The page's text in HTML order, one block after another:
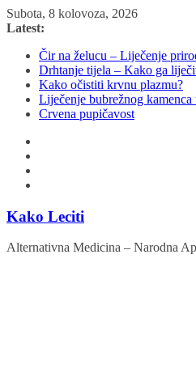
Skip
to
Subota, 8 kolovoza, 2026
Latest:
Čir na želucu – Liječenje
Drhtanje tijela – Kako ga
Kako očistiti krvnu plazmu?
Liječenje bubrežnog kamenca
Crvena pupičavost
Kako Leciti
Alternativna Medicina – Narodna